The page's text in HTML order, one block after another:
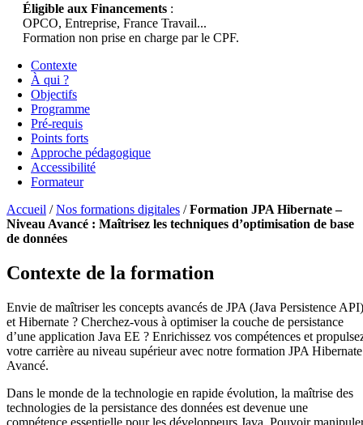
Éligible aux Financements :
OPCO, Entreprise, France Travail...
Formation non prise en charge par le CPF.
Contexte
À qui ?
Objectifs
Programme
Pré-requis
Points forts
Approche pédagogique
Accessibilité
Formateur
Accueil /Nos formations digitales /Formation JPA Hibernate –
Niveau Avancé : Maîtrisez les techniques d’optimisation de base
de données
Contexte de la formation
Envie de maîtriser les concepts avancés de JPA (Java Persistence API)
et Hibernate ? Cherchez-vous à optimiser la couche de persistance
d’une application Java EE ? Enrichissez vos compétences et
votre carrière au niveau supérieur avec notre formation JPA
Avancé.
Dans le monde de la technologie en rapide évolution, la maîtrise des
technologies de la persistance des données est devenue une
compétence essentielle pour les développeurs Java. Pouvoir